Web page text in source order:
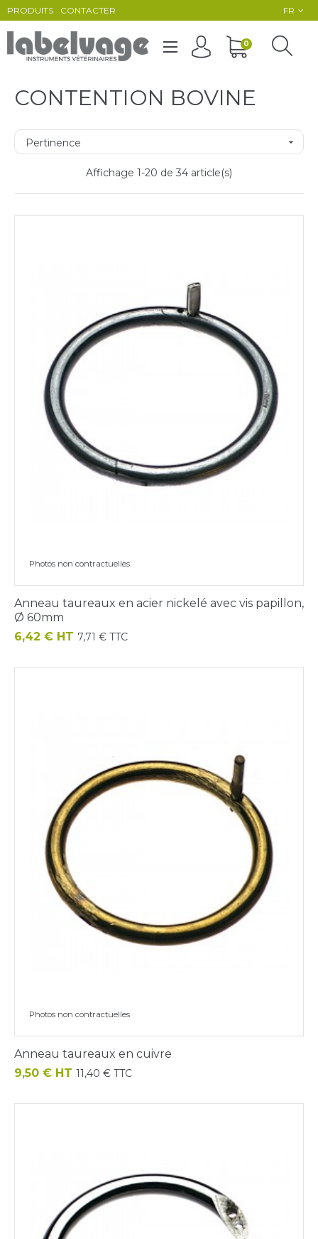
PRODUITS CONTACTER FR
Basculer
☰ 0
CONTENTION BOVINE
Pertinence 
Affichage 1-20 de 34 article(s)
Photos non contractuelles
Anneau taureaux en acier nickelé avec vis papillon,
Ø 60mm
Prix
6,42 € HT 7,71 € TTC
Photos non contractuelles
Anneau taureaux en cuivre
Prix
9,50 € HT 11,40 € TTC